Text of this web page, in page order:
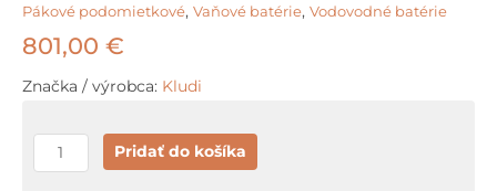
Pákové podomietkové, Vaňové batérie, Vodovodné batérie
801,00 €
Značka / výrobca: Kludi
množstvo
Kludi
Pridať do košíka